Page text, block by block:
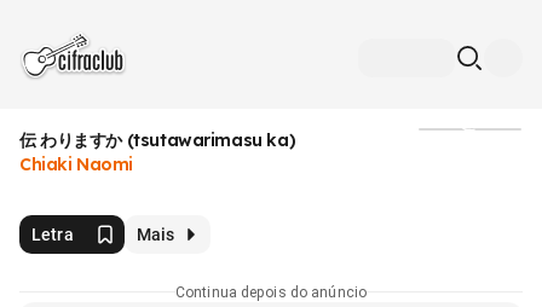
伝 わりますか (tsutawarimasu ka)
Chiaki Naomi
Letra Mais
Continua depois do anúncio